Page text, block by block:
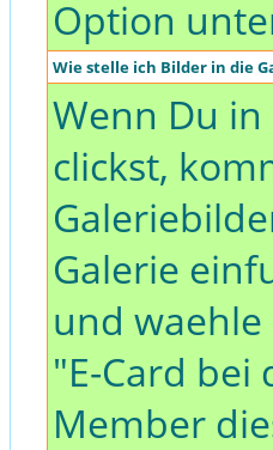
Option
Wie stelle ich Bilder in die
Wenn Du
clickst,
Galerie
und waehle
"E-Card bei
Member